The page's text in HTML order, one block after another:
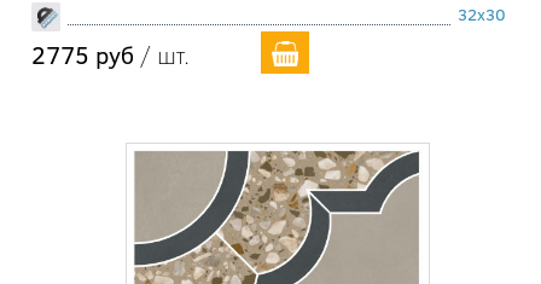
32x30
2775 руб / шт.